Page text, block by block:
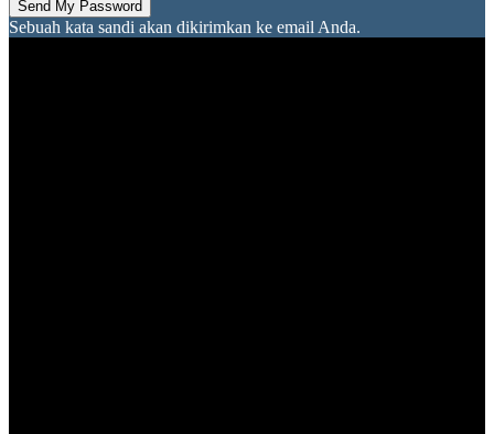
Sebuah kata sandi akan dikirimkan ke email Anda.